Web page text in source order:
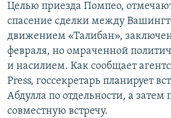
Целью приезда Помпео,
спасение сделки между
движением «Талибан»,
февраля, но омраченной
и насилием. Как сообщает
Press, госсекретарь планирует
Абдулла по отдельности, а затем
совместную встречу.